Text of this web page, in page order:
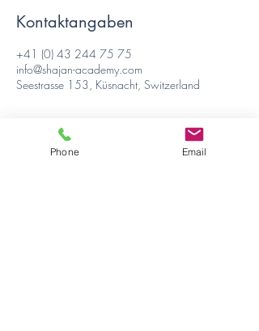
Kontaktangaben
+41 (0) 43 244 75 75
info@shajan-academy.com
Seestrasse 153, Küsnacht, Switzerland
Phone Email